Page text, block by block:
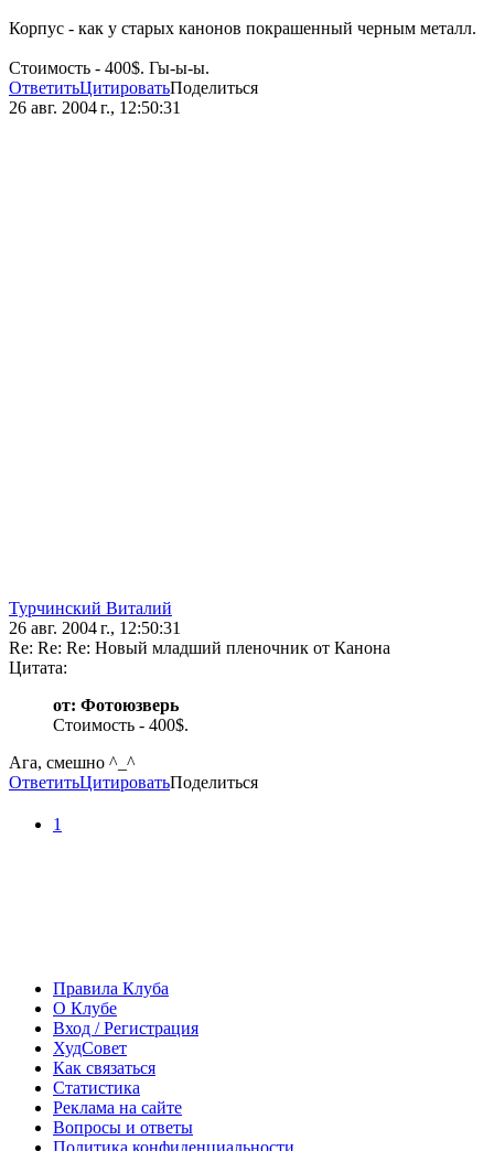
Корпус - как у старых канонов покрашенный черным металл.
Стоимость - 400$. Гы-ы-ы.
ОтветитьЦитироватьПоделиться
26 авг. 2004 г., 12:50:31
Турчинский Виталий
26 авг. 2004 г., 12:50:31
Re: Re: Re: Новый младший пленочник от Канона
Цитата:
от: Фотоюзверь
Стоимость - 400$.
Ага, смешно ^_^
ОтветитьЦитироватьПоделиться
1
Правила Клуба
О Клубе
Вход / Регистрация
ХудСовет
Как связаться
Статистика
Реклама на сайте
Вопросы и ответы